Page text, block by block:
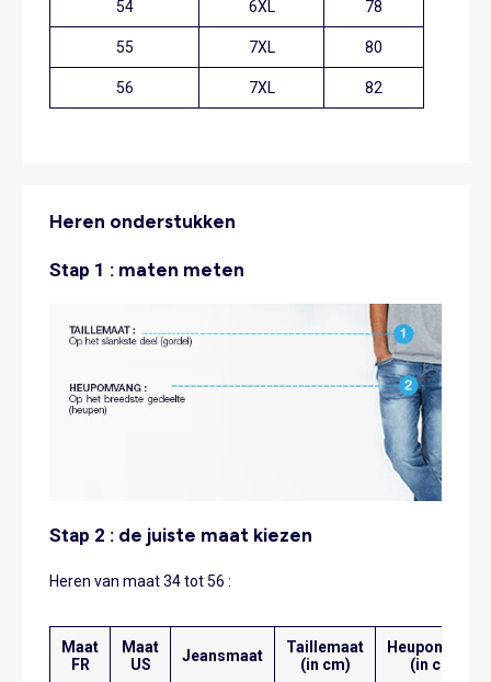
54 6XL 78
55 7XL 80
56 7XL 82
Heren onderstukken
Stap 1 : maten meten
Stap 2 : de juiste maat kiezen
Heren van maat 34 tot 56 :
Maat
FR
Maat
US
Jeansmaat
Taillemaat
(in cm)
Heupomvang
(in cm)